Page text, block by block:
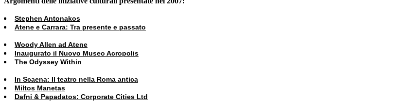
Stephen Antonakos
Atene e Carrara: Tra presente e passato
Woody Allen ad Atene
Inaugurato il Nuovo Museo Acropolis
The Odyssey Within
In Scaena: Il teatro nella Roma antica
Miltos Manetas
Dafni & Papadatos: Corporate Cities Ltd